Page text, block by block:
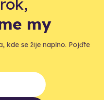
my
kde se žije naplno. Pojďte